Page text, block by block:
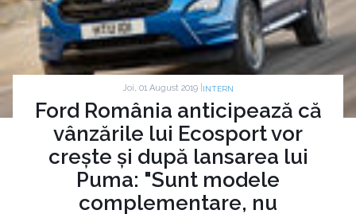
Joi, 01 August 2019 | INTERN
Ford România anticipează că
vânzările lui Ecosport vor
crește și după lansarea lui
Puma: "Sunt modele
complementare, nu